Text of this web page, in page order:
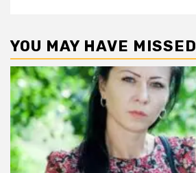
YOU MAY HAVE MISSED